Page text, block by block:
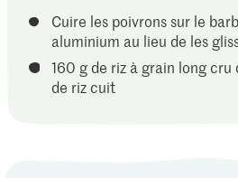
Cuire les poivrons sur le
aluminium au lieu de les
160 g de riz à grain long
de riz cuit